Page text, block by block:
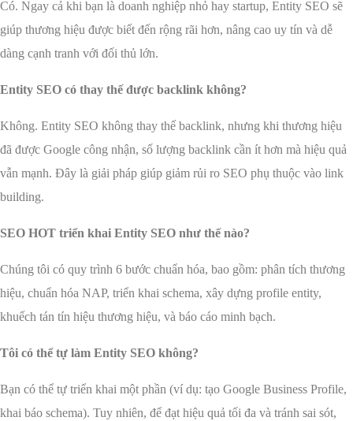
Có. Ngay cả khi bạn là doanh nghiệp nhỏ hay startup, Entity SEO sẽ
giúp thương hiệu được biết đến rộng rãi hơn, nâng cao uy tín và dễ
dàng cạnh tranh với đối thủ lớn.
Entity SEO có thay thế được backlink không?
Không. Entity SEO không thay thế backlink, nhưng khi thương hiệu
đã được Google công nhận, số lượng backlink cần ít hơn mà hiệu quả
vẫn mạnh. Đây là giải pháp giúp giảm rủi ro SEO phụ thuộc vào link
building.
SEO HOT triển khai Entity SEO như thế nào?
Chúng tôi có quy trình 6 bước chuẩn hóa, bao gồm: phân tích thương
hiệu, chuẩn hóa NAP, triển khai schema, xây dựng profile entity,
khuếch tán tín hiệu thương hiệu, và báo cáo minh bạch.
Tôi có thể tự làm Entity SEO không?
Bạn có thể tự triển khai một phần (ví dụ: tạo Google Business Profile,
khai báo schema). Tuy nhiên, để đạt hiệu quả tối đa và tránh sai sót,